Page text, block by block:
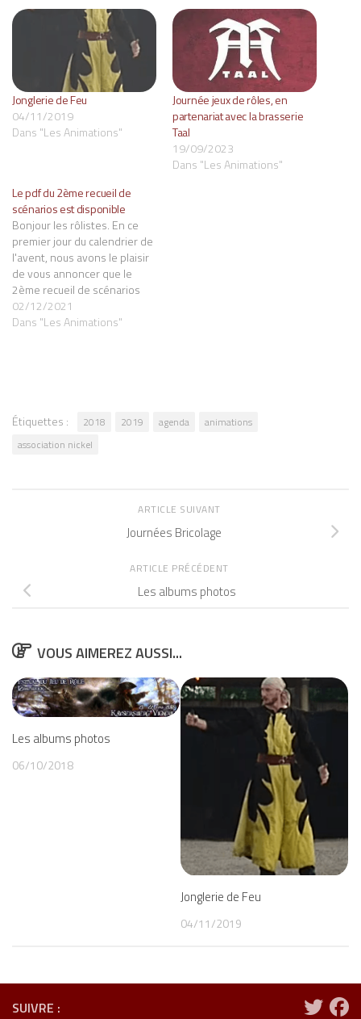
Jonglerie de Feu
04/11/2019
Dans "Les Animations"
Journée jeux de rôles, en
partenariat avec la brasserie
Taal
19/09/2023
Dans "Les Animations"
Le pdf du 2ème recueil de
scénarios est disponible
Bonjour les rôlistes. En ce
premier jour du calendrier de
l'avent, nous avons le plaisir
de vous annoncer que le
2ème recueil de scénarios
est prêt ! Le PDF est
disponible sur votre compte
02/12/2021
Dans "Les Animations"
Étiquettes : 2018 2019 agenda
animations
association nickel
ARTICLE SUIVANT
Journées Bricolage
ARTICLE PRÉCÉDENT
Les albums photos
VOUS AIMEREZ AUSSI...
Les albums photos
06/10/2018
Jonglerie de Feu
04/11/2019
SUIVRE :